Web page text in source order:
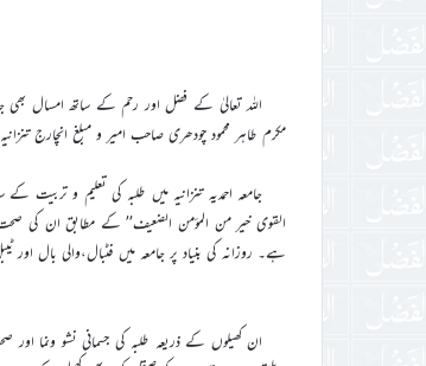
مکرم طاہر محمود چودھری صاحب امیر و مبلغ انچارج تنزانیہ نے ان کھیلوں میں شامل ہو
جامعہ احمدیہ تنزانیہ میں طلبہ کی تعلیم و
القوی خیر من الموٴمن الضعیف’’ کے مطابق ان کی
ہے۔ روزانہ کی بنیاد پر جامعہ میں فٹبال،والی بال اور
ان کھیلوں کے ذریعہ طلبہ کی جسمانی نشو ونما